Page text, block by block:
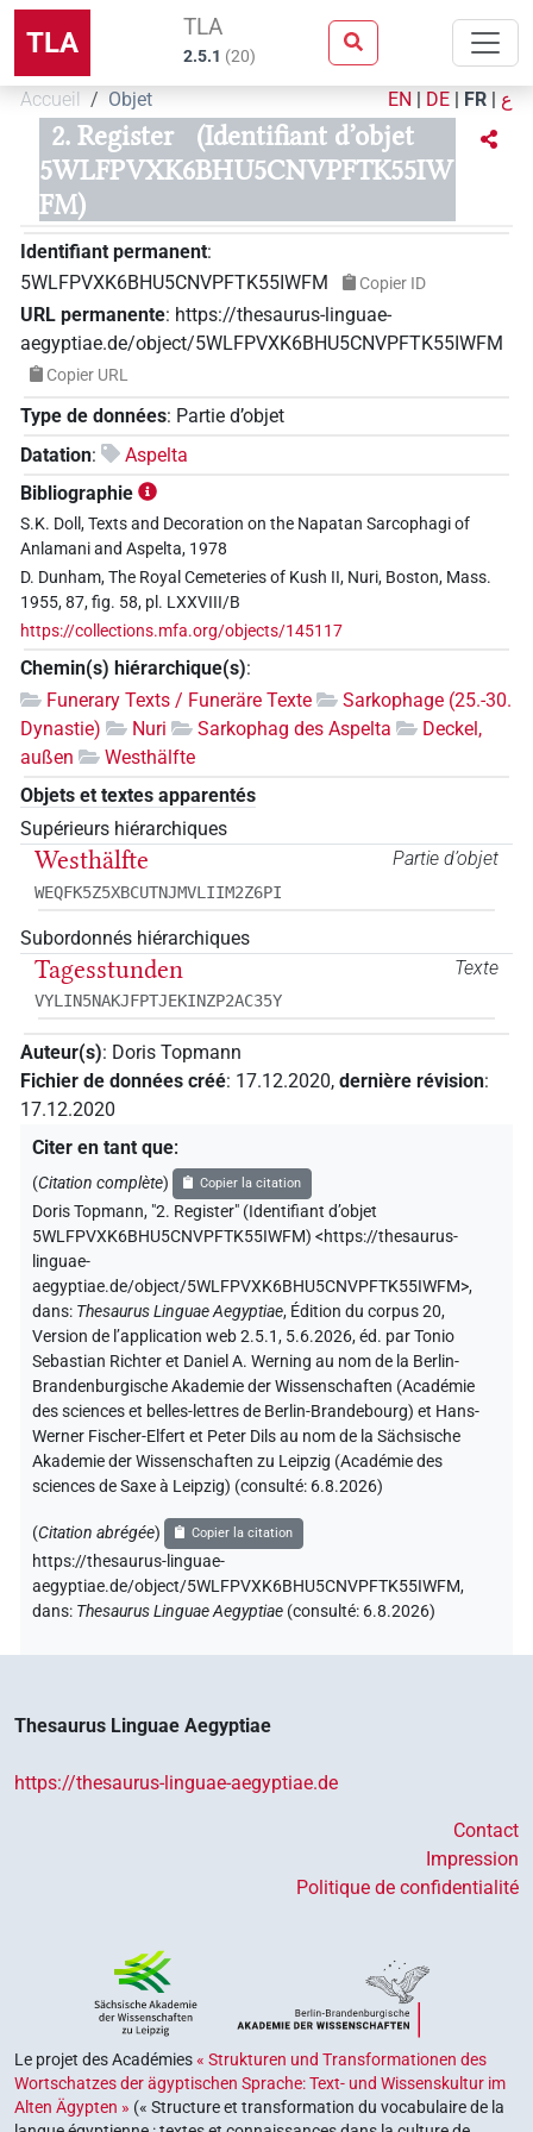
TLA TLA
2.5.1 (20)
Accueil Objet EN | DE | FR | ع
2. Register
(Identifiant d’objet
5WLFPVXK6BHU5CNVPFTK55IW
FM)
Identifiant permanent:
5WLFPVXK6BHU5CNVPFTK55IWFM
Copier ID
URL permanente: https://thesaurus-linguae-
aegyptiae.de/object/5WLFPVXK6BHU5CNVPFTK55IWFM
Copier URL
Type de données: Partie d’objet
Datation:
Aspelta
Bibliographie
S.K. Doll, Texts and Decoration on the Napatan Sarcophagi of
Anlamani and Aspelta, 1978
D. Dunham, The Royal Cemeteries of Kush II, Nuri, Boston, Mass.
1955, 87, fig. 58, pl. LXXVIII/B
https://collections.mfa.org/objects/145117
Chemin(s) hiérarchique(s):
Funerary Texts / Funeräre Texte
Sarkophage (25.-30.
Dynastie)
Nuri Sarkophag des Aspelta
Deckel,
außen
Westhälfte
Objets et textes apparentés
Supérieurs hiérarchiques
Partie d’objet
Westhälfte
WEQFK5Z5XBCUTNJMVLIIM2Z6PI
Subordonnés hiérarchiques
Texte
Tagesstunden
VYLIN5NAKJFPTJEKINZP2AC35Y
Auteur(s): Doris Topmann
Fichier de données créé: 17.12.2020, dernière révision:
17.12.2020
Citer en tant que:
(Citation complète) Copier la citation
Doris Topmann, "2. Register" (Identifiant d’objet
5WLFPVXK6BHU5CNVPFTK55IWFM) <https://thesaurus-
linguae-
aegyptiae.de/object/5WLFPVXK6BHU5CNVPFTK55IWFM>,
dans: Thesaurus Linguae Aegyptiae, Édition du corpus 20,
Version de l’application web 2.5.1, 5.6.2026, éd. par Tonio
Sebastian Richter et Daniel A. Werning au nom de la Berlin-
Brandenburgische Akademie der Wissenschaften (Académie
des sciences et belles-lettres de Berlin-Brandebourg) et Hans-
Werner Fischer-Elfert et Peter Dils au nom de la Sächsische
Akademie der Wissenschaften zu Leipzig (Académie des
sciences de Saxe à Leipzig) (consulté: 6.8.2026)
(Citation abrégée) Copier la citation
https://thesaurus-linguae-
aegyptiae.de/object/5WLFPVXK6BHU5CNVPFTK55IWFM,
dans: Thesaurus Linguae Aegyptiae (consulté: 6.8.2026)
Thesaurus Linguae Aegyptiae
https://thesaurus-linguae-aegyptiae.de
Contact
Impression
Politique de confidentialité
Le projet des Académies« Strukturen und Transformationen des
Wortschatzes der ägyptischen Sprache: Text- und Wissenskultur im
Alten Ägypten » (« Structure et transformation du vocabulaire de la